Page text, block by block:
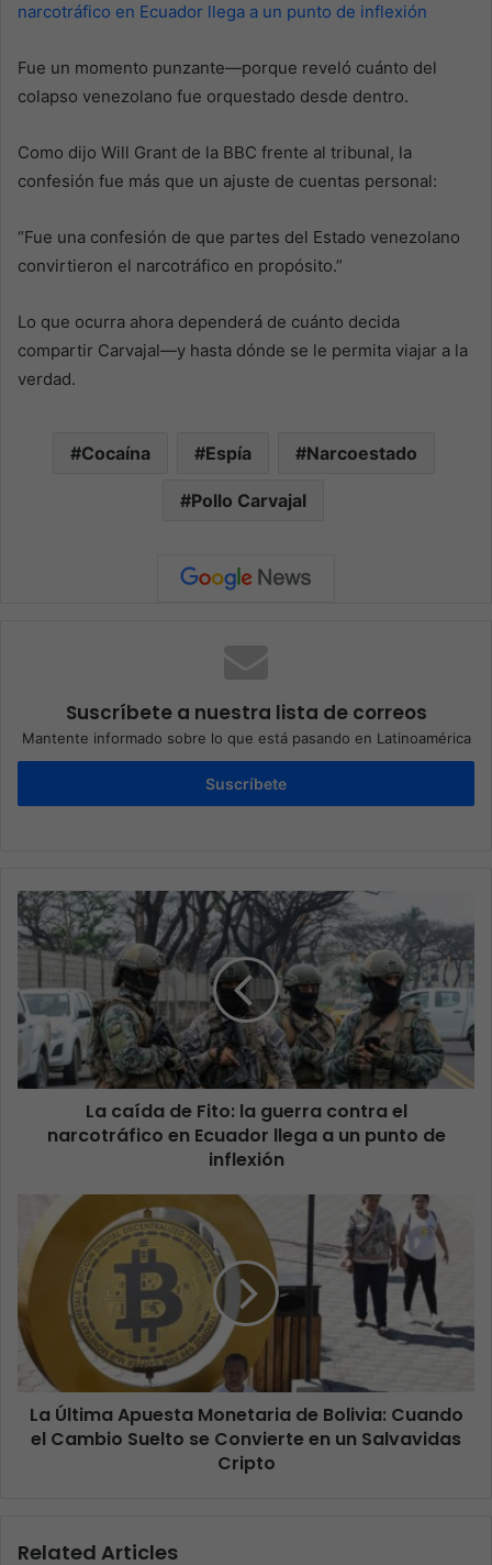
narcotráfico en Ecuador llega a un punto de inflexión
Fue un momento punzante—porque reveló cuánto del
colapso venezolano fue orquestado desde dentro.
Como dijo Will Grant de la BBC frente al tribunal, la
confesión fue más que un ajuste de cuentas personal:
“Fue una confesión de que partes del Estado venezolano
convirtieron el narcotráfico en propósito.”
Lo que ocurra ahora dependerá de cuánto decida
compartir Carvajal—y hasta dónde se le permita viajar a la
verdad.
Cocaína Espía Narcoestado
Pollo Carvajal
Suscríbete a nuestra lista de correos
Mantente informado sobre lo que está pasando en Latinoamérica
Suscríbete
La caída de Fito: la guerra contra el
narcotráfico en Ecuador llega a un punto de
inflexión
La Última Apuesta Monetaria de Bolivia: Cuando
el Cambio Suelto se Convierte en un Salvavidas
Cripto
Related Articles